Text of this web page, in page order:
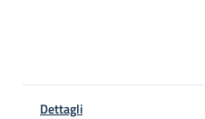
Dettagli